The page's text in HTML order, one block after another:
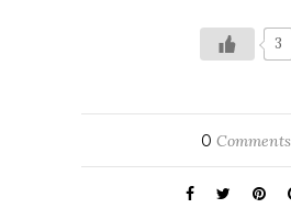
3
0 Comments